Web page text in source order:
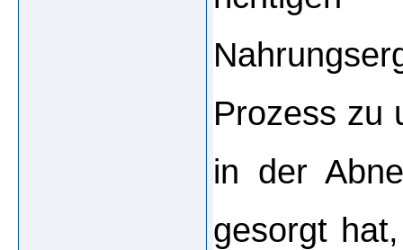
Prozess zu
in der
gesorgt